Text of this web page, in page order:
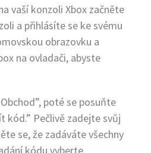
vaší konzoli Xbox začněte
a přihlásíte se ke svému
obrazovku a
na ovladači, abyste
poté se posuňte
kód.” Pečlivě zadejte svůj
se, že zadáváte všechny